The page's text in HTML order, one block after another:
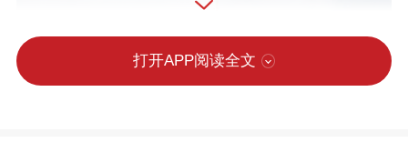
打开APP阅读全文